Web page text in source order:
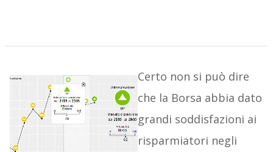
Certo non si può dire
che la Borsa abbia dato
grandi soddisfazioni ai
risparmiatori negli